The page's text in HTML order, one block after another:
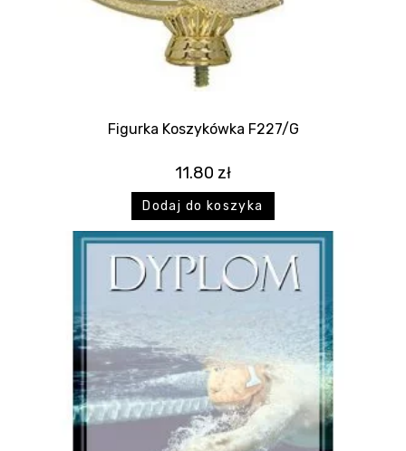
Figurka Koszykówka F227/G
11.80 zł
Dodaj do koszyka